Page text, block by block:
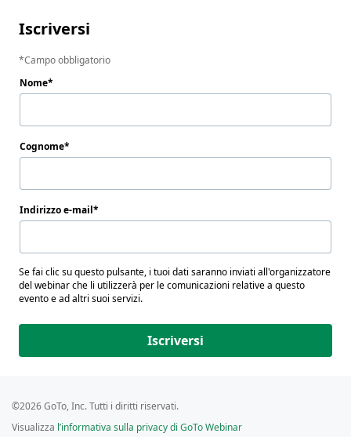
Iscriversi
Campo obbligatorio
Nome
Cognome
Indirizzo e-mail
Se fai clic su questo pulsante, i tuoi dati saranno inviati all'organizzatore
del webinar che li utilizzerà per le comunicazioni relative a questo
evento e ad altri suoi servizi.
Iscriversi
©2026 GoTo, Inc. Tutti i diritti riservati.
Visualizza l’informativa sulla privacy di GoTo Webinar